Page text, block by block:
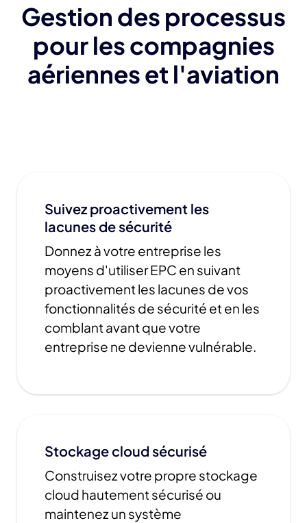
Gestion des processus
pour les compagnies
aériennes et l'aviation
Suivez proactivement les
lacunes de sécurité
Donnez à votre entreprise les
moyens d'utiliser EPC en suivant
proactivement les lacunes de vos
fonctionnalités de sécurité et en les
comblant avant que votre
entreprise ne devienne vulnérable.
Stockage cloud sécurisé
Construisez votre propre stockage
cloud hautement sécurisé ou
maintenez un système